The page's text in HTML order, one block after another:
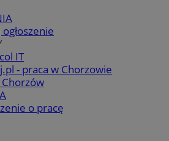
IT
- praca w Chorzowie
Chorzów
o pracę